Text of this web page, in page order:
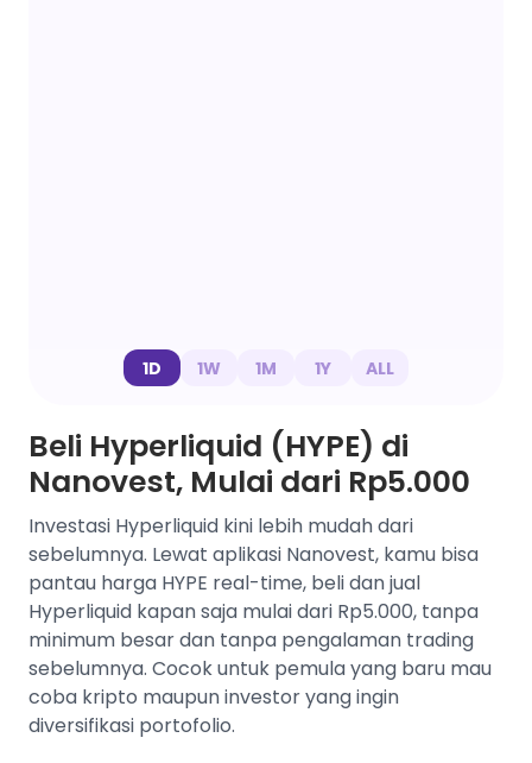
1D 1W 1M 1Y ALL
Beli Hyperliquid (HYPE) di
Nanovest, Mulai dari Rp5.000
Investasi Hyperliquid kini lebih mudah dari
sebelumnya. Lewat aplikasi Nanovest, kamu bisa
pantau harga HYPE real-time, beli dan jual
Hyperliquid kapan saja mulai dari Rp5.000, tanpa
minimum besar dan tanpa pengalaman trading
sebelumnya. Cocok untuk pemula yang baru mau
coba kripto maupun investor yang ingin
diversifikasi portofolio.